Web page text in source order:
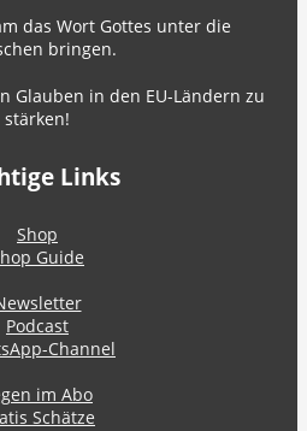
das Wort Gottes unter die
bringen.
Glauben in den EU-Ländern zu
stärken!
Links
Shop
Guide
Podcast
Channel
im Abo
Schätze